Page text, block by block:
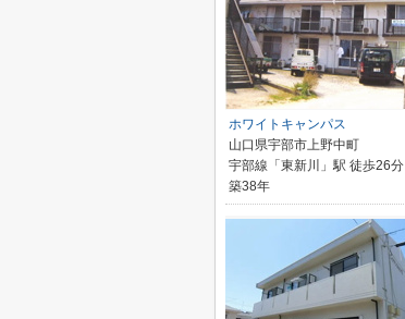
ホワイトキャンパス
山口県宇部市上野中町
宇部線「東新川」駅 徒歩26分
築38年